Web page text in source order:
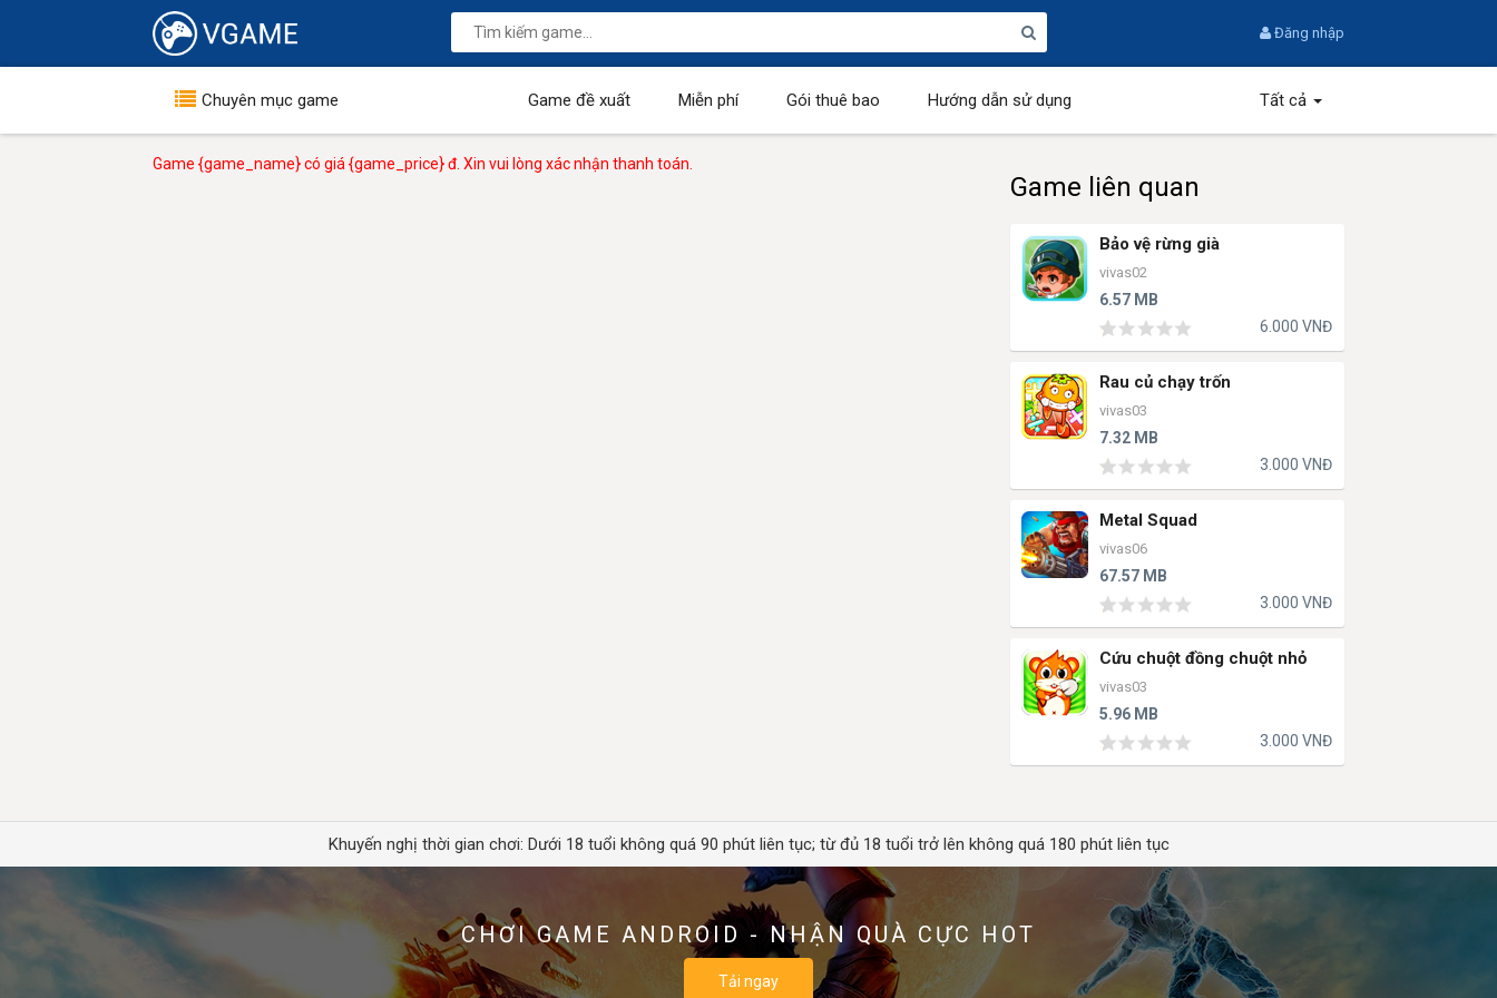
Đăng nhập
Chuyên mục game Game đề xuất Miễn phí Gói thuê bao Hướng dẫn sử dụng Tất cả
Game {game_name} có giá {game_price} đ. Xin vui lòng xác nhận thanh toán.
Game liên quan
Bảo vệ rừng già
vivas02
6.57 MB
6.000 VNĐ
Rau củ chạy trốn
vivas03
7.32 MB
3.000 VNĐ
Metal Squad
vivas06
67.57 MB
3.000 VNĐ
Cứu chuột đồng chuột nhỏ
vivas03
5.96 MB
3.000 VNĐ
Khuyến nghị thời gian chơi: Dưới 18 tuổi không quá 90 phút liên tục; từ đủ 18 tuổi trở lên không quá 180 phút liên tục
CHƠI GAME ANDROID - NHẬN QUÀ CỰC HOT
Tải ngay